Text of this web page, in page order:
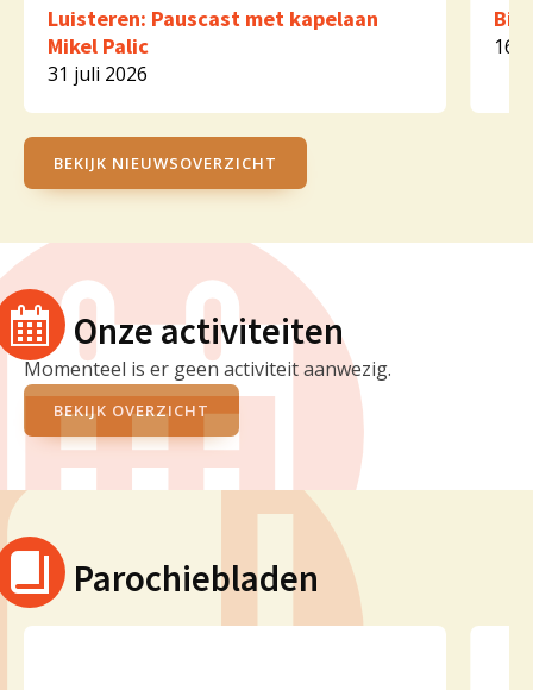
Luisteren: Pauscast met kapelaan
Mikel Palic
31 juli 2026
16
BEKIJK NIEUWSOVERZICHT
Onze activiteiten
Momenteel is er geen activiteit aanwezig.
BEKIJK OVERZICHT
Parochiebladen